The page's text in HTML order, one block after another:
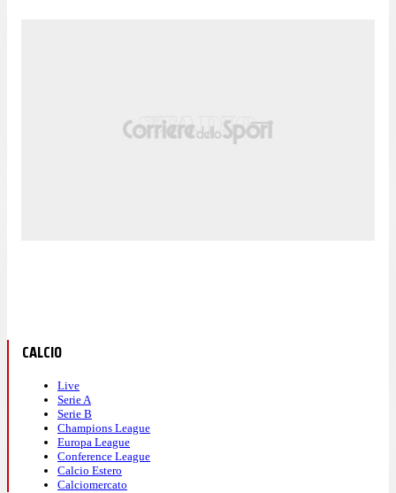
CALCIO
Live
Serie A
Serie B
Champions League
Europa League
Conference League
Calcio Estero
Calciomercato